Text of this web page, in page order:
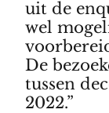
uit de
wel
De
tussen
2022.”